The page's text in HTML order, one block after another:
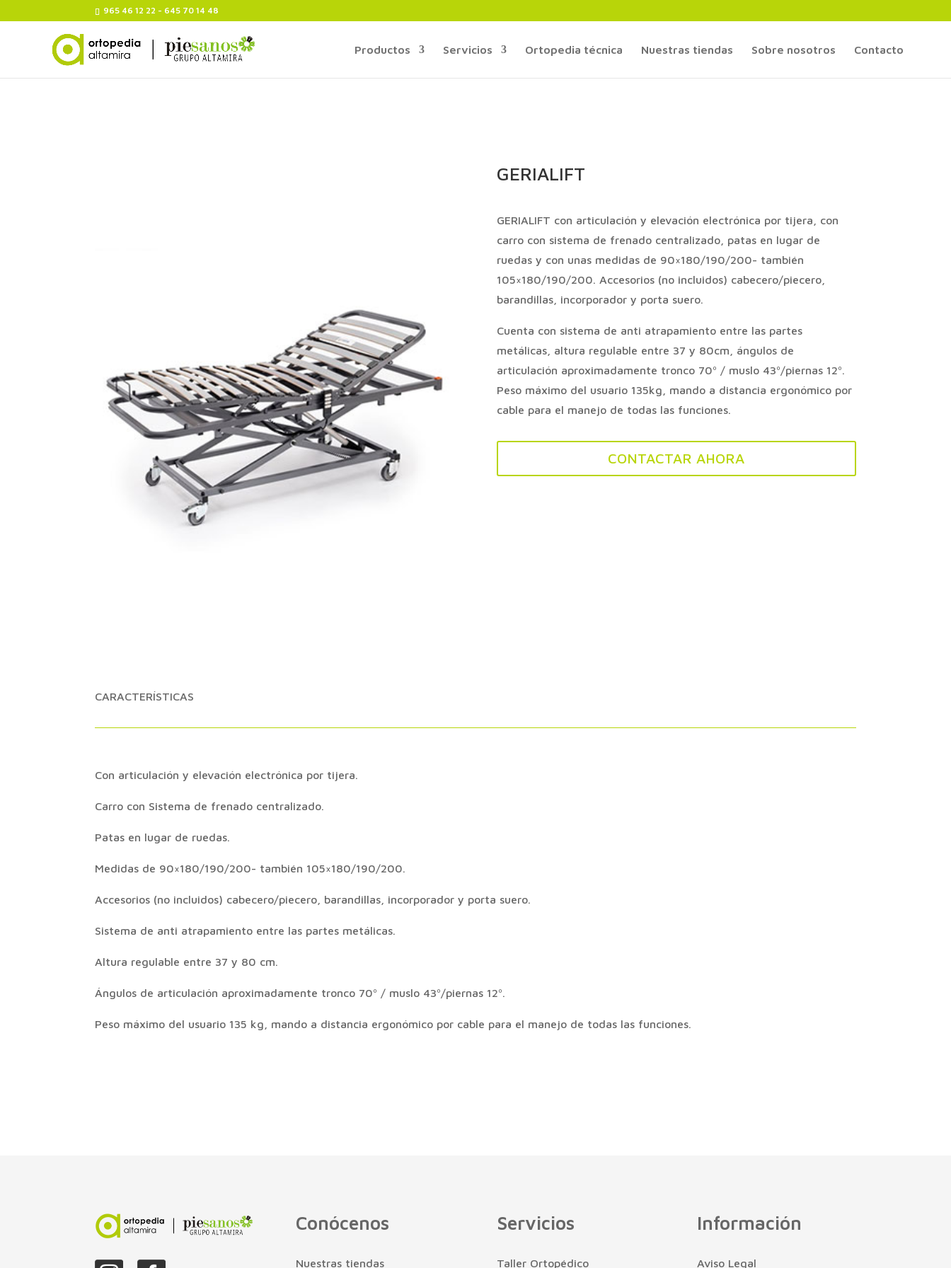
965 46 12 22 - 645 70 14 48
Productos Servicios Ortopedia técnica Nuestras tiendas Sobre nosotros Contacto
GERIALIFT
GERIALIFT con articulación y elevación electrónica por tijera, con
carro con sistema de frenado centralizado, patas en lugar de
ruedas y con unas medidas de 90×180/190/200- también
105×180/190/200. Accesorios (no incluidos) cabecero/piecero,
barandillas, incorporador y porta suero.
Cuenta con sistema de anti atrapamiento entre las partes
metálicas, altura regulable entre 37 y 80cm, ángulos de
articulación aproximadamente tronco 70º / muslo 43º/piernas 12º.
Peso máximo del usuario 135kg, mando a distancia ergonómico por
cable para el manejo de todas las funciones.
CONTACTAR AHORA
CARACTERÍSTICAS
Con articulación y elevación electrónica por tijera.
Carro con Sistema de frenado centralizado.
Patas en lugar de ruedas.
Medidas de 90×180/190/200- también 105×180/190/200.
Accesorios (no incluidos) cabecero/piecero, barandillas, incorporador y porta suero.
Sistema de anti atrapamiento entre las partes metálicas.
Altura regulable entre 37 y 80 cm.
Ángulos de articulación aproximadamente tronco 70º / muslo 43º/piernas 12º.
Peso máximo del usuario 135 kg, mando a distancia ergonómico por cable para el manejo de todas las funciones.
Conócenos
Nuestras tiendas
Servicios
Taller Ortopédico
Información
Aviso Legal